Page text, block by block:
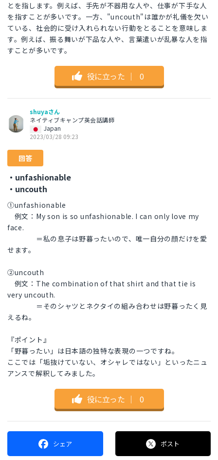
とを指します。例えば、手先が不器用な人や、仕事が下手な人
を指すことが多いです。一方、"uncouth"は誰かが礼儀を欠い
ている、社会的に受け入れられない行動をとることを意味しま
す。例えば、振る舞いが下品な人や、言葉遣いが乱暴な人を指
すことが多いです。
役に立った ｜ 0
shuyaさん
ネイティブキャンプ英会話講師
Japan
2023/03/28 09:23
回答
・unfashionable
・uncouth
①unfashionable
例文：My son is so unfashionable. I can only love my
face.
＝私の息子は野暮ったいので、唯一自分の顔だけを愛
せます。
②uncouth
例文：The combination of that shirt and that tie is
very uncouth.
＝そのシャツとネクタイの組み合わせは野暮ったく見
えるね。
『ポイント』
「野暮ったい」は日本語の独特な表現の一つですね。
ここでは「垢抜けていない、オシャレではない」といったニュ
アンスで解釈してみました。
役に立った ｜ 0
シェア ポスト